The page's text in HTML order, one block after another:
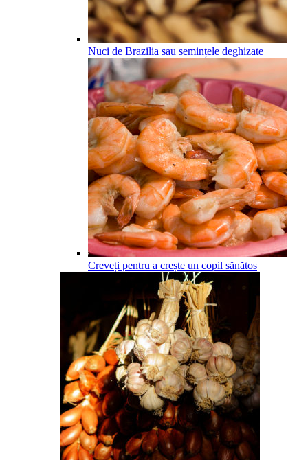
Nuci de Brazilia sau semințele deghizate
Creveți pentru a crește un copil sănătos